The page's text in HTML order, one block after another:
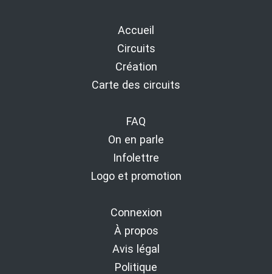
Accueil
Circuits
Création
Carte des circuits
FAQ
On en parle
Infolettre
Logo et promotion
Connexion
À propos
Avis légal
Politique